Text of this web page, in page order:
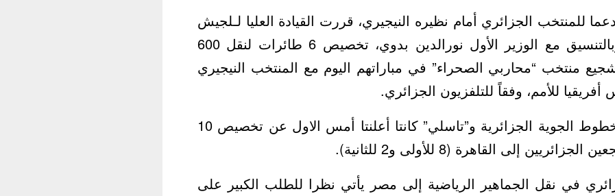
للمنتخب الجزائري أمام نظيره النيجيري، قررت القيادة العليا لـلجيش
الوطني الشعبي، وبالتنسيق مع الوزير الأول نورالدين بدوي، تخصيص 6 طائرات لنقل 600
منتخب “محاربي الصحراء” في مباراتهم اليوم مع المنتخب النيجيري
للأمم، وفقاً للتلفزيون الجزائري.
يذكر أن شركتي الخطوط الجوية الجزائرية و”تاسلي” كانتا أعلنتا أمس الاول عن تخصيص 10
إلى القاهرة (8 للأولى و2 للثانية).
في نقل الجماهير الرياضية إلى مصر يأتي نظرا للطلب الكبير على